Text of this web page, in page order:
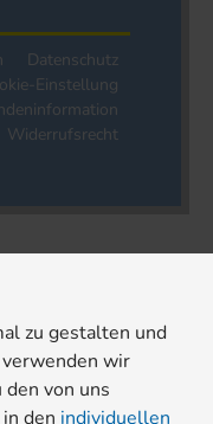
Datenschutz
Einstellung
Widerrufsrecht
zu gestalten und
wir
von uns
den individuellen